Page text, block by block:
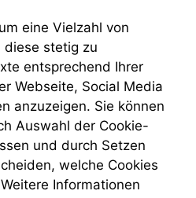
eine Vielzahl von
diese stetig zu
entsprechend Ihrer
Webseite, Social Media
anzuzeigen. Sie können
Auswahl der Cookie-
und durch Setzen
welche Cookies
Informationen